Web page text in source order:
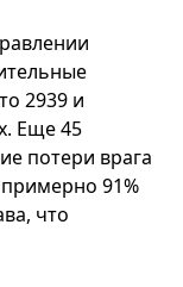
2939 и
Еще 45
потери врага
91%
что